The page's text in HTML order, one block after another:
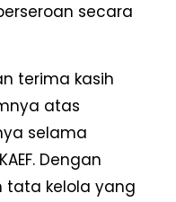
secara
terima kasih
atas
selama
Dengan
tata kelola yang